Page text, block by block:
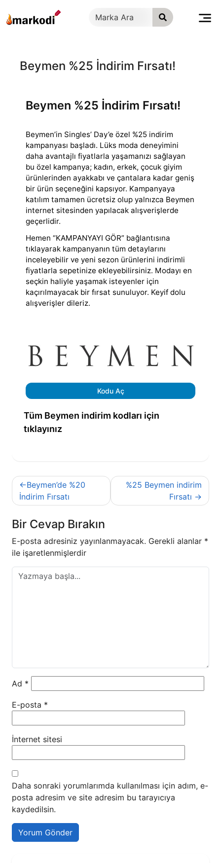
geç
Beymen %25 İndirim Fırsatı!
Beymen %25 İndirim Fırsatı!
Beymen’in Singles’ Day’e özel %25 indirim
kampanyası başladı. Lüks moda deneyimini
daha avantajlı fiyatlarla yaşamanızı sağlayan
bu özel kampanya; kadın, erkek, çocuk giyim
ürünlerinden ayakkabı ve çantalara kadar geniş
bir ürün seçeneğini kapsıyor. Kampanyaya
katılım tamamen ücretsiz olup yalnızca Beymen
internet sitesinden yapılacak alışverişlerde
geçerlidir.
Hemen “KAMPANYAYI GÖR” bağlantısına
tıklayarak kampanyanın tüm detaylarını
inceleyebilir ve yeni sezon ürünlerini indirimli
fiyatlarla sepetinize ekleyebilirsiniz. Modayı en
seçkin haliyle yaşamak isteyenler için
kaçırılmayacak bir fırsat sunuluyor. Keyif dolu
alışverişler dileriz.
Kodu Aç
Tüm Beymen indirim kodları için
tıklayınız
Yazı
gezinmesi
Beymen’de %20
İndirim Fırsatı
%25 Beymen indirim
Fırsatı
Bir Cevap Bırakın
E-posta adresiniz yayınlanmayacak. Gerekli alanlar *
ile işaretlenmişlerdir
Ad *
E-posta *
İnternet sitesi
Daha sonraki yorumlarımda kullanılması için adım, e-
posta adresim ve site adresim bu tarayıcıya
kaydedilsin.